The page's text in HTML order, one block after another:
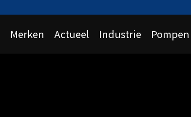
Merken Actueel Industrie Pompen